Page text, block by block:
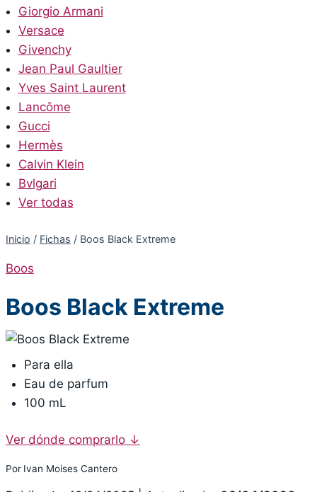
Giorgio Armani
Versace
Givenchy
Jean Paul Gaultier
Yves Saint Laurent
Lancôme
Gucci
Hermès
Calvin Klein
Bvlgari
Ver todas
Inicio / Fichas / Boos Black Extreme
Boos
Boos Black Extreme
Para ella
Eau de parfum
100 mL
Ver dónde comprarlo ↓
Por Ivan Moises Cantero